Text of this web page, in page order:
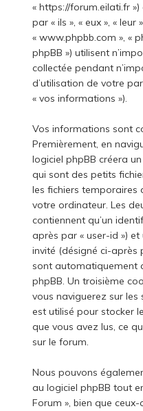
« https://forum.eilati.fr
par « ils », « eux », « leur
« www.phpbb.com », «
phpBB ») utilisent
collectée pendant
d’utilisation de votre
« vos informations »).
Vos informations sont
Premièrement, en
logiciel phpBB créera
qui sont des petits
les fichiers temporaires
votre ordinateur. Les
contiennent qu’un
après par « user-id »)
invité (désigné ci-après
sont automatiquement
phpBB. Un troisième
vous naviguerez sur les
est utilisé pour stocker
que vous avez lus, ce
sur le forum.
Nous pouvons
au logiciel phpBB tout
Forum », bien que